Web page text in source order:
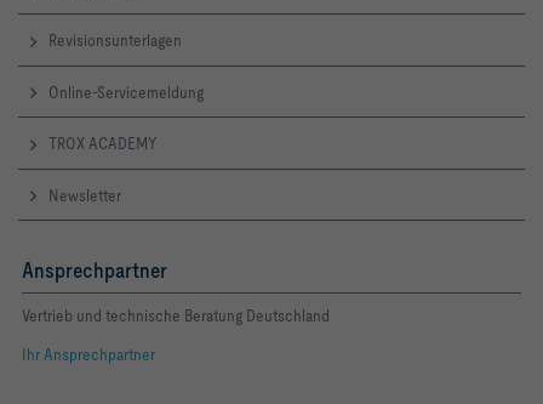
Revisionsunterlagen
Online-Servicemeldung
TROX ACADEMY
Newsletter
Ansprechpartner
Vertrieb und technische Beratung Deutschland
Ihr Ansprechpartner